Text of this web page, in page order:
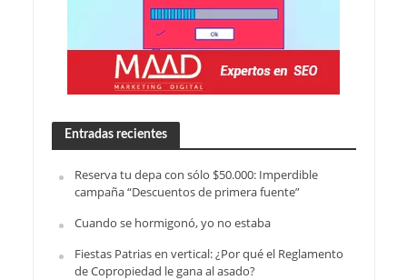
Entradas recientes
Reserva tu depa con sólo $50.000: Imperdible
campaña “Descuentos de primera fuente”
Cuando se hormigonó, yo no estaba
Fiestas Patrias en vertical: ¿Por qué el Reglamento
de Copropiedad le gana al asado?